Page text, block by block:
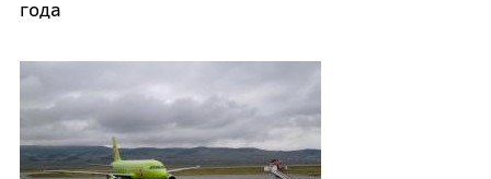
года